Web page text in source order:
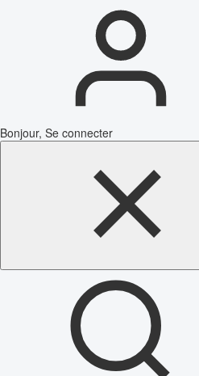
Bonjour, Se connecter